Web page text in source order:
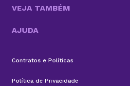
VEJA TAMBÉM
AJUDA
Contratos e Políticas
Política de Privacidade